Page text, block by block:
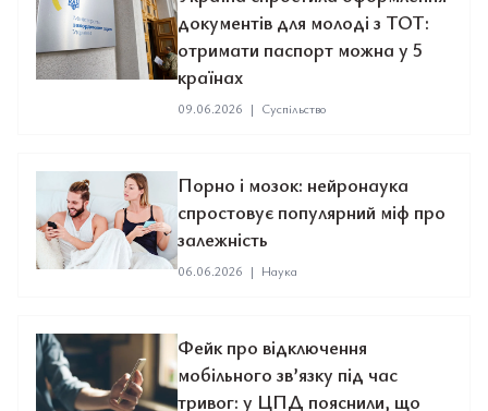
документів для молоді з ТОТ:
отримати паспорт можна у 5
країнах
09.06.2026 | Суспільство
Порно і мозок: нейронаука
спростовує популярний міф про
залежність
06.06.2026 | Наука
Фейк про відключення
мобільного зв’язку під час
тривог: у ЦПД пояснили, що